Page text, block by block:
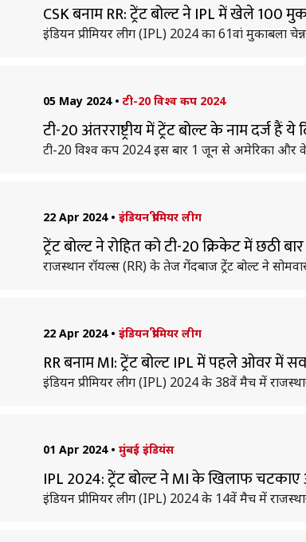
CSK बनाम RR: ट्रेंट बोल्ट ने IPL में खेले
इंडियन प्रीमियर लीग (IPL) 2024 का 61वां मुकाबला
05 May 2024 • टी-20 विश्व कप 2024
टी-20 अंतरराष्ट्रीय में ट्रेंट बोल्ट के नाम दर्ज हैं
टी-20 विश्व कप 2024 इस बार 1 जून से अमेरिका और
22 Apr 2024 • इंडियन प्रीमियर लीग
ट्रेंट बोल्ट ने रोहित को टी-20 क्रिकेट में छठी
राजस्थान रॉयल्स (RR) के तेज गेंदबाज ट्रेंट बोल्ट ने
22 Apr 2024 • इंडियन प्रीमियर लीग
RR बनाम MI: ट्रेंट बोल्ट IPL में पहले ओवर में
इंडियन प्रीमियर लीग (IPL) 2024 के 38वें मैच में
01 Apr 2024 • मुंबई इंडियंस
IPL 2024: ट्रेंट बोल्ट ने MI के खिलाफ
इंडियन प्रीमियर लीग (IPL) 2024 के 14वें मैच में